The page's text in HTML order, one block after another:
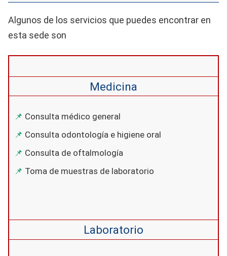
Algunos de los servicios que puedes encontrar en
esta sede son
Medicina
Consulta médico general
Consulta odontología e higiene oral
Consulta de oftalmología
Toma de muestras de laboratorio
Laboratorio